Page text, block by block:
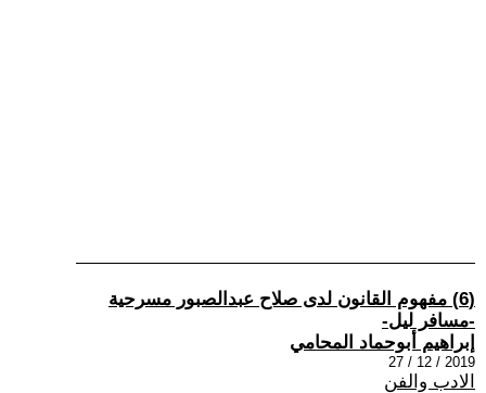
(6) مفهوم القانون لدى صلاح عبدالصبور مسرحية
-مسافر ليل-
إبراهيم أبوحماد المحامي
2019 / 12 / 27
الادب والفن